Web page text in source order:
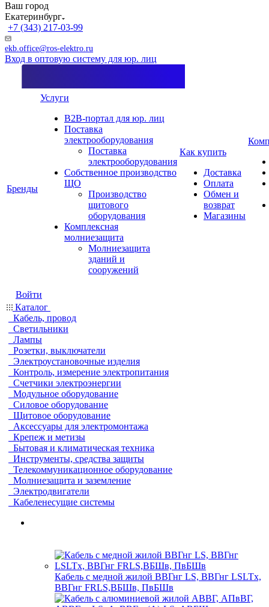
Ваш город
Екатеринбург
+7 (343) 217-03-99
ekb.office@ros-elektro.ru
Вход в оптовую систему для юр. лиц
Бренды
Услуги
B2B-портал для юр. лиц
Поставка
электрооборудования
Поставка
электрооборудования
Собственное производство
ЩО
Производство
щитового
оборудования
Комплексная
молниезащита
Молниезащита
зданий и
сооружений
Как купить
Доставка
Оплата
Обмен и
возврат
Магазины
Войти
Каталог
Кабель, провод
Светильники
Лампы
Розетки, выключатели
Электроустановочные изделия
Контроль, измерение электропитания
Счетчики электроэнергии
Модульное оборудование
Силовое оборудование
Щитовое оборудование
Аксессуары для электромонтажа
Крепеж и метизы
Бытовая и климатическая техника
Инструменты, средства защиты
Телекоммуникационное оборудование
Молниезащита и заземление
Электродвигатели
Кабеленесущие системы
Кабель с медной жилой ВВГнг LS, ВВГнг LSLTx,
ВВГнг FRLS,ВБШв, ПвБШв